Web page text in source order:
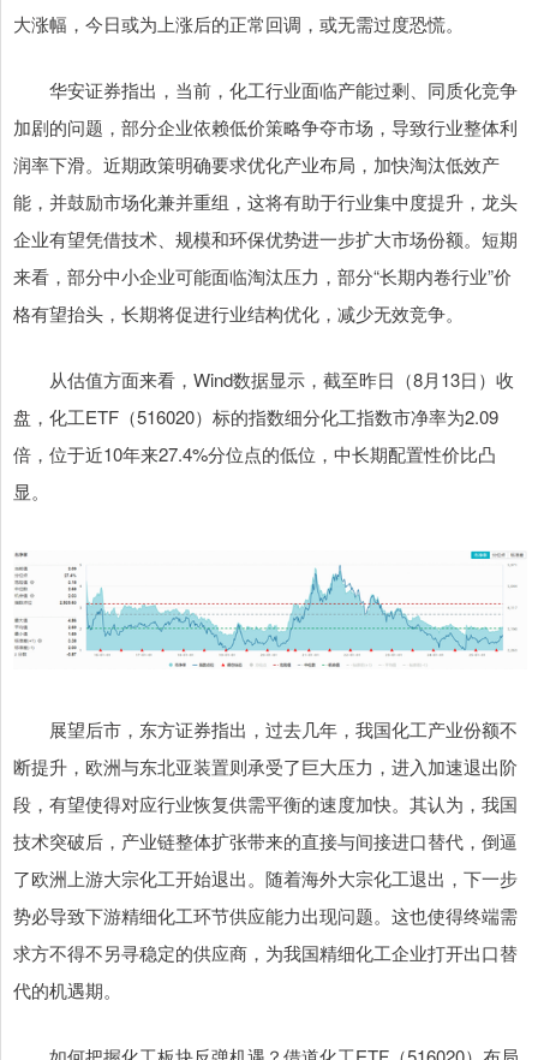
大涨幅，今日或为上涨后的正常回调，或无需过度恐慌。
华安证券指出，当前，化工行业面临产能过剩、同质化竞争
加剧的问题，部分企业依赖低价策略争夺市场，导致行业整体利
润率下滑。近期政策明确要求优化产业布局，加快淘汰低效产
能，并鼓励市场化兼并重组，这将有助于行业集中度提升，龙头
企业有望凭借技术、规模和环保优势进一步扩大市场份额。短期
来看，部分中小企业可能面临淘汰压力，部分“长期内卷行业”价
格有望抬头，长期将促进行业结构优化，减少无效竞争。
从估值方面来看，Wind数据显示，截至昨日（8月13日）收
盘，化工ETF（516020）标的指数细分化工指数市净率为2.09
倍，位于近10年来27.4%分位点的低位，中长期配置性价比凸
显。
展望后市，东方证券指出，过去几年，我国化工产业份额不
断提升，欧洲与东北亚装置则承受了巨大压力，进入加速退出阶
段，有望使得对应行业恢复供需平衡的速度加快。其认为，我国
技术突破后，产业链整体扩张带来的直接与间接进口替代，倒逼
了欧洲上游大宗化工开始退出。随着海外大宗化工退出，下一步
势必导致下游精细化工环节供应能力出现问题。这也使得终端需
求方不得不另寻稳定的供应商，为我国精细化工企业打开出口替
代的机遇期。